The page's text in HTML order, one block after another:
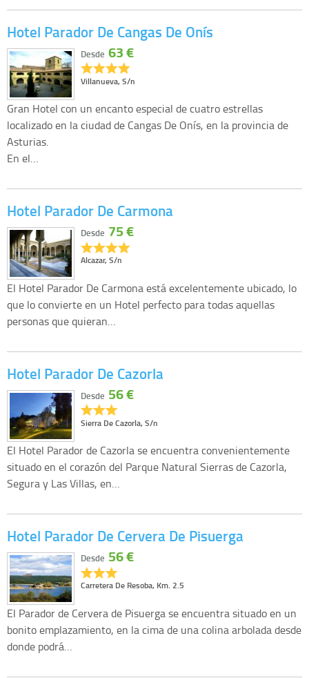
Hotel Parador De Cangas De Onís
Villanueva, S/n
Desde 63 €
Gran Hotel con un encanto especial de cuatro estrellas
localizado en la ciudad de Cangas De Onís, en la provincia de
Asturias.
En el…
Hotel Parador De Carmona
Alcazar, S/n
Desde 75 €
El Hotel Parador De Carmona está excelentemente ubicado, lo
que lo convierte en un Hotel perfecto para todas aquellas
personas que quieran…
Hotel Parador De Cazorla
Sierra De Cazorla, S/n
Desde 56 €
El Hotel Parador de Cazorla se encuentra convenientemente
situado en el corazón del Parque Natural Sierras de Cazorla,
Segura y Las Villas, en…
Hotel Parador De Cervera De Pisuerga
Carretera De Resoba, Km. 2.5
Desde 56 €
El Parador de Cervera de Pisuerga se encuentra situado en un
bonito emplazamiento, en la cima de una colina arbolada desde
donde podrá…